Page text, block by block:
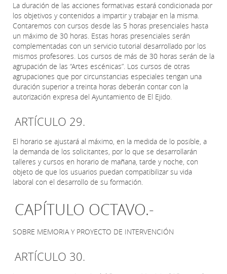
La duración de las acciones formativas estará condicionada por
los objetivos y contenidos a impartir y trabajar en la misma.
Contaremos con cursos desde las 5 horas presenciales hasta
un máximo de 30 horas. Estas horas presenciales serán
complementadas con un servicio tutorial desarrollado por los
mismos profesores. Los cursos de más de 30 horas serán de la
agrupación de las “Artes escénicas”. Los cursos de otras
agrupaciones que por circunstancias especiales tengan una
duración superior a treinta horas deberán contar con la
autorización expresa del Ayuntamiento de El Ejido.
ARTÍCULO 29.
El horario se ajustará al máximo, en la medida de lo posible, a
la demanda de los solicitantes, por lo que se desarrollarán
talleres y cursos en horario de mañana, tarde y noche, con
objeto de que los usuarios puedan compatibilizar su vida
laboral con el desarrollo de su formación.
CAPÍTULO OCTAVO.-
SOBRE MEMORIA Y PROYECTO DE INTERVENCIÓN
ARTÍCULO 30.